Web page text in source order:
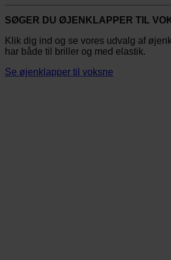
SØGER DU ØJENKLAPPER TIL
Klik dig ind og se vores udvalg af
har både til briller og med elastik.
Se øjenklapper til voksne